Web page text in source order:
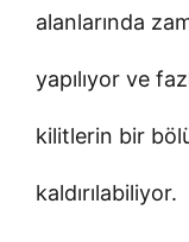
alanlarında
yapılıyor ve
kilitlerin bir
kaldırılabiliyor.